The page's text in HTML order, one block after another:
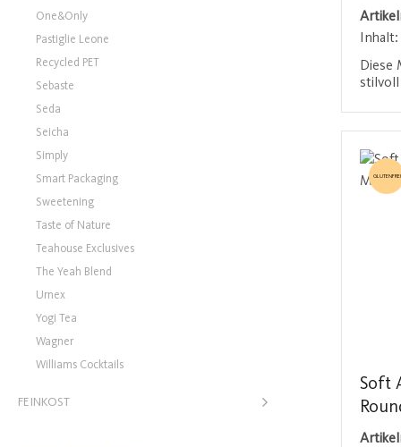
One&Only
Pastiglie Leone
Recycled PET
Sebaste
Seda
Seicha
Simply
Smart Packaging
Sweetening
Taste of Nature
Teahouse Exclusives
The Yeah Blend
Urnex
Yogi Tea
Wagner
Williams Cocktails
FEINKOST
Inhalt:
Diese
stilvoll
GLUTENFREI
Soft